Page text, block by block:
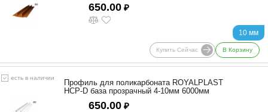
10 мм
650.00 ₽
Купить Сейчас В Корзину
есть в наличии
Профиль для поликарбоната ROYALPLAST
HCP-D база прозрачный 4-10мм 6000мм
650.00 ₽